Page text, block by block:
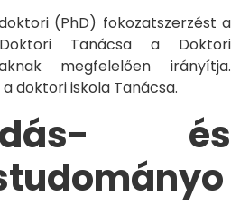
(PhD) fokozatszerzést a
Tanácsa a Doktori
megfelelően irányítja.
doktori iskola Tanácsa.
és